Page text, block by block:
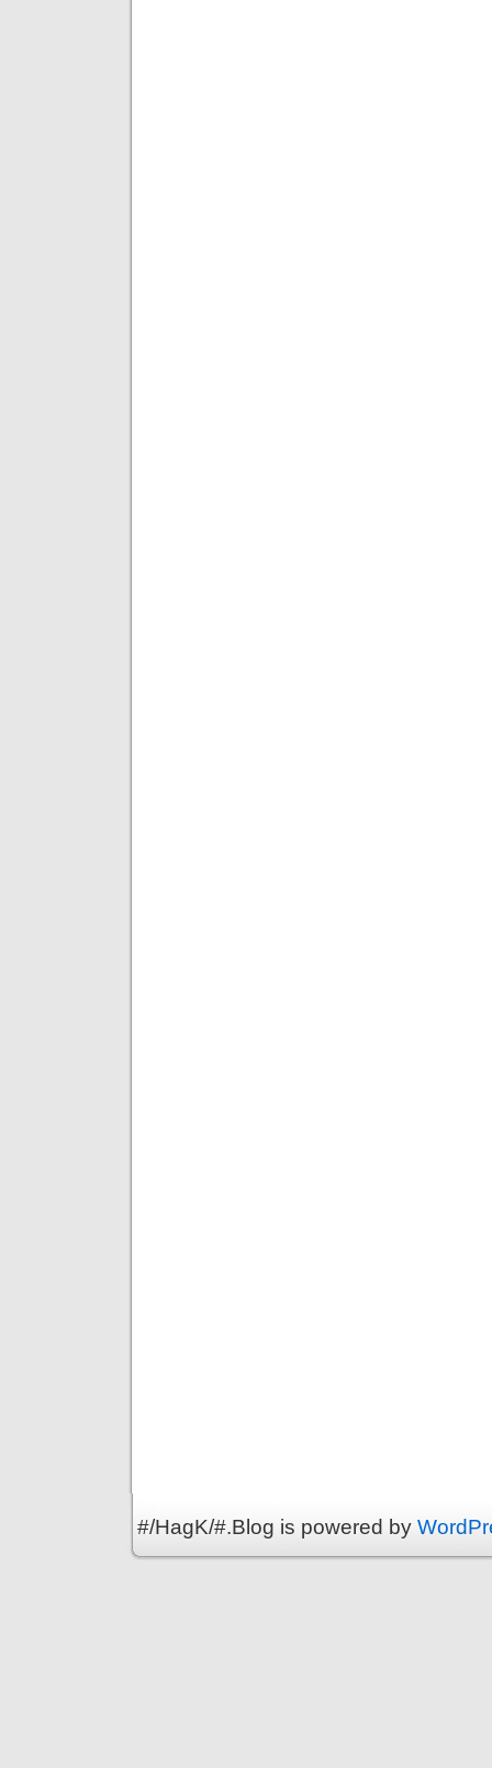
#/HagK/#.Blog is powered by